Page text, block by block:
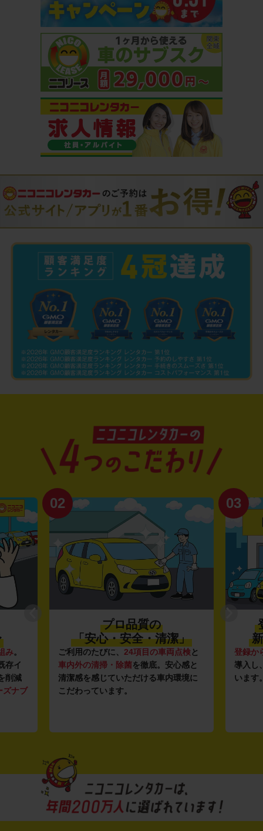
み。
存イ
削減
ズナブ
02
プロ品質の
「安心・安全・清潔」
ご利用のたびに、 24項目の車両点検と
車内外の清掃・除菌を徹底。安心感と
清潔感を感じていただける車内環境に
こだわっています。
03
登録か
導入し
います